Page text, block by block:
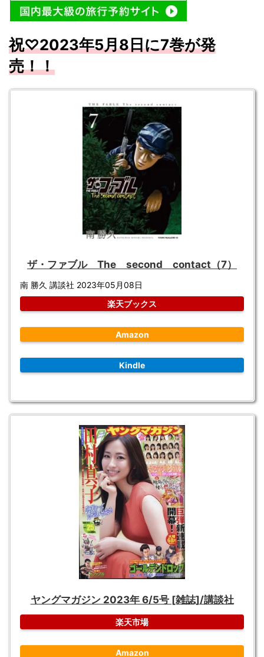
祝♡2023年5月8日に7巻が発
売！！
ザ・ファブル The second contact（7）
南 勝久 講談社 2023年05月08日
楽天ブックス
Amazon
Kindle
ヤングマガジン 2023年 6/5号 [雑誌]/講談社
楽天市場
Amazon